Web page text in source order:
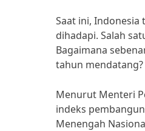
Saat ini,
dihadapi. Salah
Bagaimana
tahun mendatang?
Menurut Menteri
indeks
Menengah